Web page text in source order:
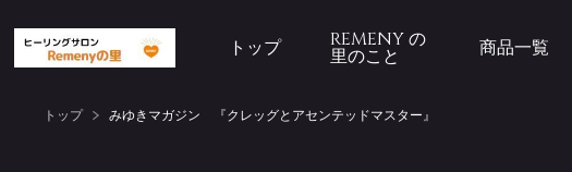
トップ REMENY の
里のこと 商品一覧
トップ みゆきマガジン 『クレッグとアセンテッドマスター』